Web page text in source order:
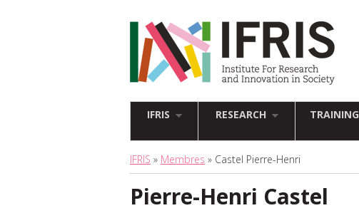
IFRIS RESEARCH TRAINING
IFRIS » Membres » Castel Pierre-Henri
Pierre-Henri Castel